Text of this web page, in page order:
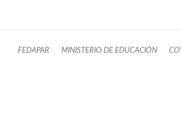
FEDAPAR MINISTERIO DE EDUCACIÓN